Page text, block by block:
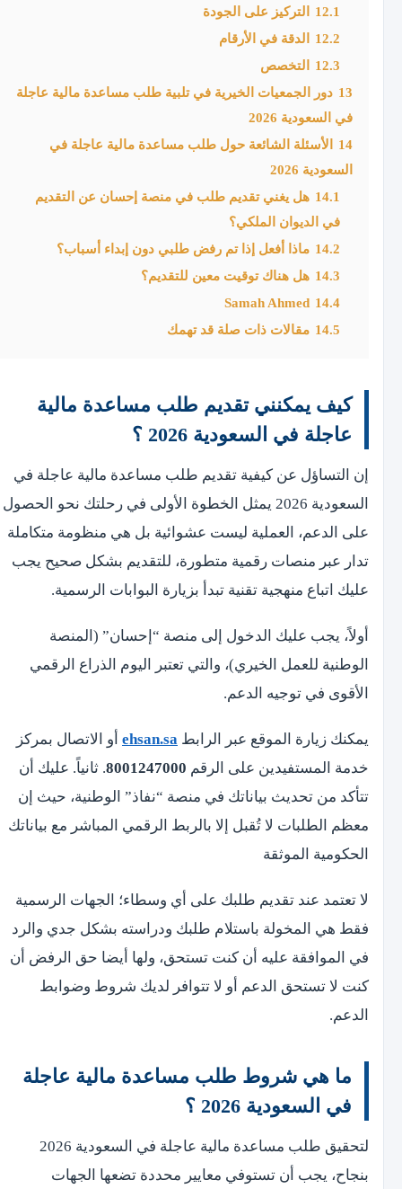
12.1
التركيز على الجودة
12.2
الدقة في الأرقام
12.3
التخصص
13 دور الجمعيات الخيرية في تلبية طلب مساعدة مالية عاجلة
في السعودية 2026
14
الأسئلة الشائعة حول طلب مساعدة مالية عاجلة في
السعودية 2026
14.1 هل يغني تقديم طلب في منصة إحسان عن التقديم
في الديوان الملكي؟
14.2 ماذا أفعل إذا تم رفض طلبي دون إبداء أسباب؟
14.3 هل هناك توقيت معين للتقديم؟
14.4
Samah Ahmed
14.5 مقالات ذات صلة قد تهمك
كيف يمكنني تقديم طلب مساعدة مالية
عاجلة في السعودية 2026 ؟
إن التساؤل عن كيفية تقديم طلب مساعدة مالية عاجلة في
السعودية 2026 يمثل الخطوة الأولى في رحلتك نحو الحصول
على الدعم، العملية ليست عشوائية بل هي منظومة متكاملة
تدار عبر منصات رقمية متطورة، للتقديم بشكل صحيح يجب
عليك اتباع منهجية تقنية تبدأ بزيارة البوابات الرسمية.
أولاً، يجب عليك الدخول إلى منصة “إحسان” (المنصة
الوطنية للعمل الخيري)، والتي تعتبر اليوم الذراع الرقمي
الأقوى في توجيه الدعم.
يمكنك زيارة الموقع عبر الرابط ehsan.sa أو الاتصال بمركز
خدمة المستفيدين على الرقم 8001247000. ثانياً. عليك أن
تتأكد من تحديث بياناتك في منصة “نفاذ” الوطنية، حيث إن
معظم الطلبات لا تُقبل إلا بالربط الرقمي المباشر مع بياناتك
الحكومية الموثقة
لا تعتمد عند تقديم طلبك على أي وسطاء؛ الجهات الرسمية
فقط هي المخولة باستلام طلبك ودراسته بشكل جدي والرد
في الموافقة عليه أن كنت تستحق، ولها أيضا حق الرفض أن
كنت لا تستحق الدعم أو لا تتوافر لديك شروط وضوابط
الدعم.
ما هي شروط طلب مساعدة مالية عاجلة
في السعودية 2026 ؟
لتحقيق طلب مساعدة مالية عاجلة في السعودية 2026
بنجاح، يجب أن تستوفي معايير محددة تضعها الجهات